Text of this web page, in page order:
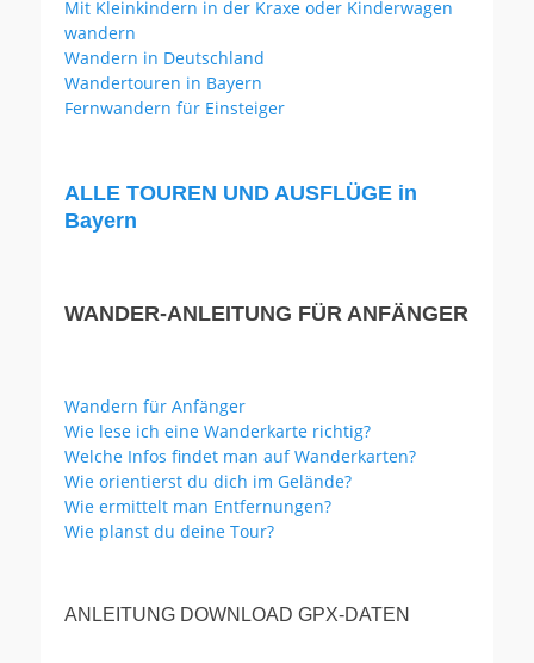
Mit Kleinkindern in der Kraxe oder Kinderwagen
wandern
Wandern in Deutschland
Wandertouren in Bayern
Fernwandern für Einsteiger
ALLE TOUREN UND AUSFLÜGE in
Bayern
WANDER-ANLEITUNG FÜR ANFÄNGER
Wandern für Anfänger
Wie lese ich eine Wanderkarte richtig?
Welche Infos findet man auf Wanderkarten?
Wie orientierst du dich im Gelände?
Wie ermittelt man Entfernungen?
Wie planst du deine Tour?
ANLEITUNG DOWNLOAD GPX-DATEN